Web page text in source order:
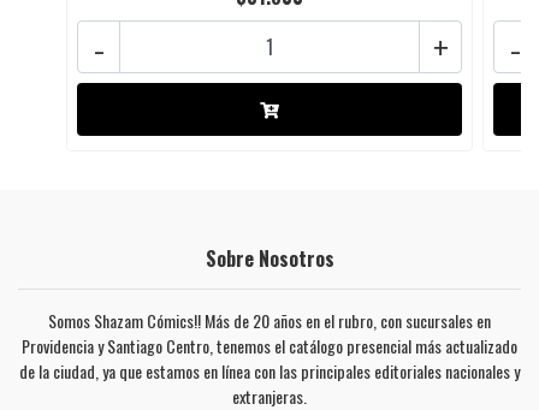
+
- -
Sobre Nosotros
Somos Shazam Cómics!! Más de 20 años en el rubro, con sucursales en
Providencia y Santiago Centro, tenemos el catálogo presencial más actualizado
de la ciudad, ya que estamos en línea con las principales editoriales nacionales y
extranjeras.